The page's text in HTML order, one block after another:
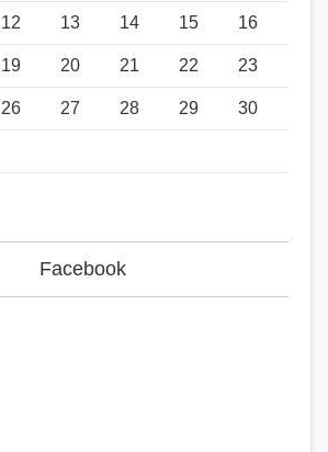
12 13 14 15 16
19 20 21 22 23
26 27 28 29 30
Facebook